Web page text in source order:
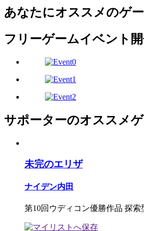
あなたにオススメのゲ
フリーゲームイベント開
サポーターのオススメ
未完のエリザ
ナイデン内田
第10回ウディコン優勝作品 探